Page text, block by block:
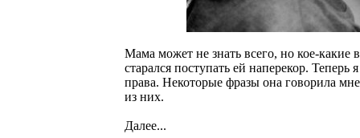
Мама может не знать всего, но кое-
старался поступать ей наперекор.
права. Некоторые фразы она говорила
из них.
Далее...